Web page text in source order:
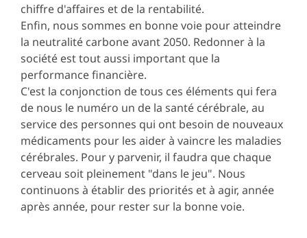
chiffre d'affaires et de la rentabilité.
Enfin, nous sommes en bonne voie pour atteindre
la neutralité carbone avant 2050. Redonner à la
société est tout aussi important que la
performance financière.
C'est la conjonction de tous ces éléments qui fera
de nous le numéro un de la santé cérébrale, au
service des personnes qui ont besoin de nouveaux
médicaments pour les aider à vaincre les maladies
cérébrales. Pour y parvenir, il faudra que chaque
cerveau soit pleinement "dans le jeu". Nous
continuons à établir des priorités et à agir, année
après année, pour rester sur la bonne voie.